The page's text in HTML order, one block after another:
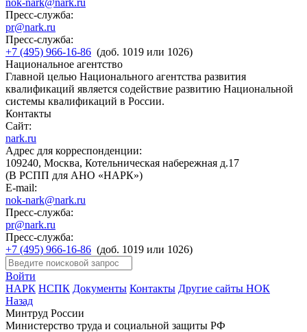
nok-nark@nark.ru
Пресс-служба:
pr@nark.ru
Пресс-служба:
+7 (495) 966-16-86 (доб. 1019 или 1026)
Национальное агентство
Главной целью Национального агентства развития
квалификаций является содействие развитию Национальной
системы квалификаций в России.
Контакты
Сайт:
nark.ru
Адрес для корреспонденции:
109240, Москва, Котельническая набережная д.17
(В РСПП для АНО «НАРК»)
E-mail:
nok-nark@nark.ru
Пресс-служба:
pr@nark.ru
Пресс-служба:
+7 (495) 966-16-86 (доб. 1019 или 1026)
Войти
НАРК НСПК Документы Контакты Другие сайты НОК
Назад
Минтруд России
Министерство труда и социальной защиты РФ